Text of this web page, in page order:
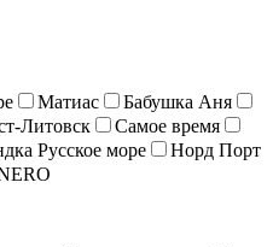
Матиас
Бабушка Аня
Литовск
Самое время
Русское море
Норд Порт